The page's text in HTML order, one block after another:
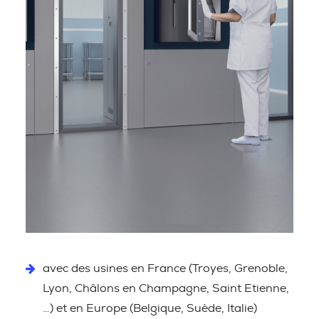
avec des usines en France (Troyes, Grenoble,
Lyon, Châlons en Champagne, Saint Etienne,
…) et en Europe (Belgique, Suède, Italie)